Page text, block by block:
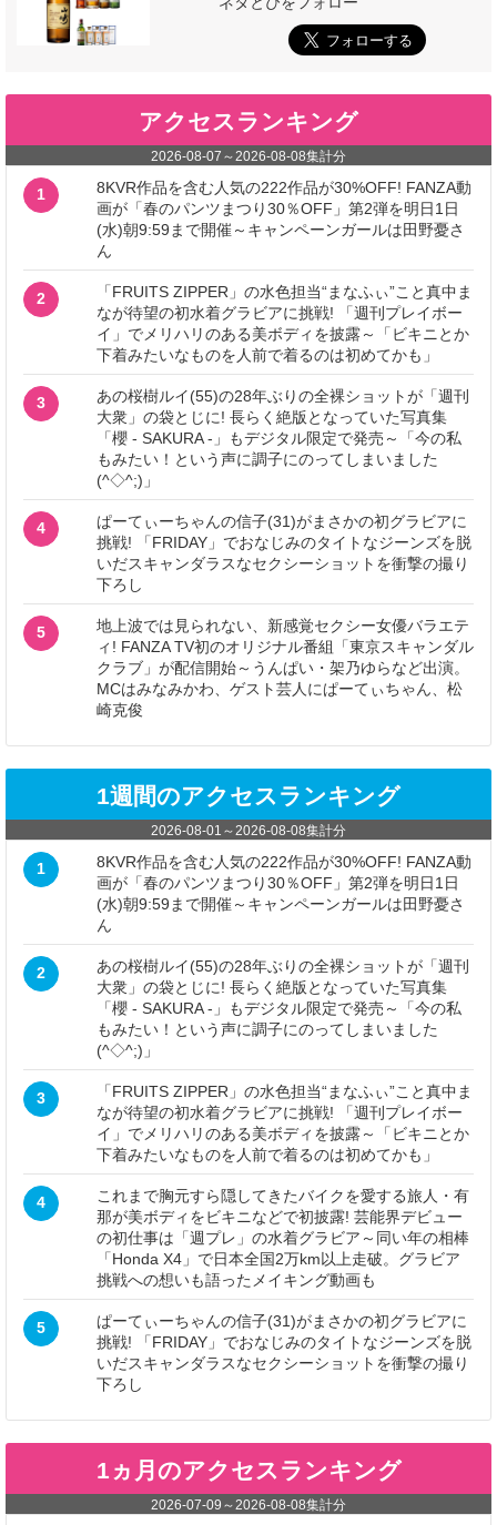
アクセスランキング
2026-08-07 ～ 2026-08-08集計分
1
8KVR作品を含む人気の222作品が30%OFF! FANZA動
画が「春のパンツまつり30％OFF」第2弾を明日1日
(水)朝9:59まで開催～キャンペーンガールは田野憂さ
ん
2
「FRUITS ZIPPER」の水色担当“まなふぃ”こと真中ま
なが待望の初水着グラビアに挑戦! 「週刊プレイボー
イ」でメリハリのある美ボディを披露～「ビキニとか
下着みたいなものを人前で着るのは初めてかも」
3
あの桜樹ルイ(55)の28年ぶりの全裸ショットが「週刊
大衆」の袋とじに! 長らく絶版となっていた写真集
「櫻 - SAKURA -」もデジタル限定で発売～「今の私
もみたい！という声に調子にのってしまいました
(^◇^;)」
4
ぱーてぃーちゃんの信子(31)がまさかの初グラビアに
挑戦! 「FRIDAY」でおなじみのタイトなジーンズを脱
いだスキャンダラスなセクシーショットを衝撃の撮り
下ろし
5
地上波では見られない、新感覚セクシー女優バラエテ
ィ! FANZA TV初のオリジナル番組「東京スキャンダル
クラブ」が配信開始～うんぱい・架乃ゆらなど出演。
MCはみなみかわ、ゲスト芸人にぱーてぃちゃん、松
崎克俊
1週間のアクセスランキング
2026-08-01 ～ 2026-08-08集計分
1
8KVR作品を含む人気の222作品が30%OFF! FANZA動
画が「春のパンツまつり30％OFF」第2弾を明日1日
(水)朝9:59まで開催～キャンペーンガールは田野憂さ
ん
2
あの桜樹ルイ(55)の28年ぶりの全裸ショットが「週刊
大衆」の袋とじに! 長らく絶版となっていた写真集
「櫻 - SAKURA -」もデジタル限定で発売～「今の私
もみたい！という声に調子にのってしまいました
(^◇^;)」
3
「FRUITS ZIPPER」の水色担当“まなふぃ”こと真中ま
なが待望の初水着グラビアに挑戦! 「週刊プレイボー
イ」でメリハリのある美ボディを披露～「ビキニとか
下着みたいなものを人前で着るのは初めてかも」
4
これまで胸元すら隠してきたバイクを愛する旅人・有
那が美ボディをビキニなどで初披露! 芸能界デビュー
の初仕事は「週プレ」の水着グラビア～同い年の相棒
「Honda X4」で日本全国2万km以上走破。グラビア
挑戦への想いも語ったメイキング動画も
5
ぱーてぃーちゃんの信子(31)がまさかの初グラビアに
挑戦! 「FRIDAY」でおなじみのタイトなジーンズを脱
いだスキャンダラスなセクシーショットを衝撃の撮り
下ろし
1ヵ月のアクセスランキング
2026-07-09 ～ 2026-08-08集計分